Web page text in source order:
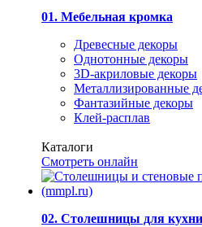
01. Мебельная кромка
Древесные декоры
Однотонные декоры
3D-акриловые декоры
Металлизированные
Фантазийные декоры
Клей-расплав
Каталоги
Смотреть онлайн
02. Столешницы для